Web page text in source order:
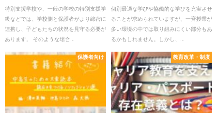
校での活用事例！
特別支援学校や、一般の学校の特別支援学
級などでは、学校側と保護者がより綿密に
連携し、子どもたちの状況を見守る必要が
あります。 そのような場合...
る学校3選
個別最適な学びや協働的な学びを充実させ
ることが求められていますが、一斉授業が
多い環境の中では取り組みにくい部分もあ
るかもしれません。しかし、...
保護者向け 教育改革・制度